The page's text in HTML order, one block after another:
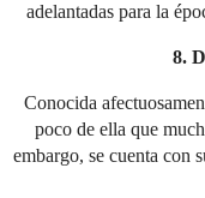
adelantadas para la
8.
Conocida
poco de ella que
embargo, se cuenta con